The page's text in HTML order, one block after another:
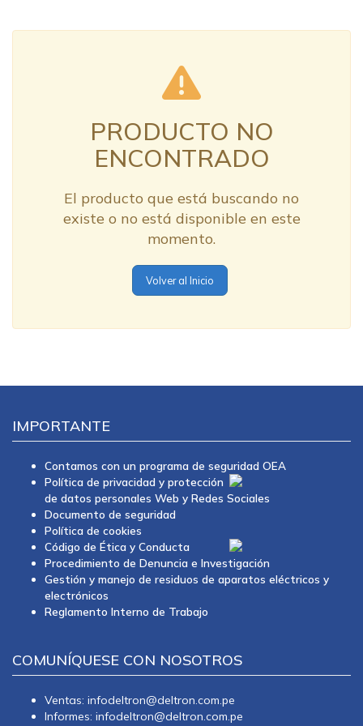
PRODUCTO NO
ENCONTRADO
El producto que está buscando no
existe o no está disponible en este
momento.
Volver al Inicio
IMPORTANTE
Contamos con un programa de seguridad OEA
Política de privacidad y protección
de datos personales Web y Redes Sociales
Documento de seguridad
Política de cookies
Código de Ética y Conducta
Procedimiento de Denuncia e Investigación
Gestión y manejo de residuos de aparatos eléctricos y
electrónicos
Reglamento Interno de Trabajo
COMUNÍQUESE CON NOSOTROS
Ventas: infodeltron@deltron.com.pe
Informes: infodeltron@deltron.com.pe